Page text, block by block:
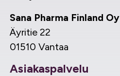
Sana Pharma Finland Oy
Äyritie 22
01510 Vantaa
Asiakaspalvelu